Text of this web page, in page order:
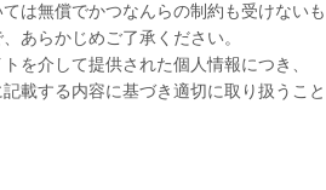
は無償でかつなんらの制約も受けないも
あらかじめご了承ください。
を介して提供された個人情報につき、
載する内容に基づき適切に取り扱うこと